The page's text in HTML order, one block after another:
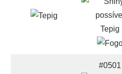
Tepig
#0501